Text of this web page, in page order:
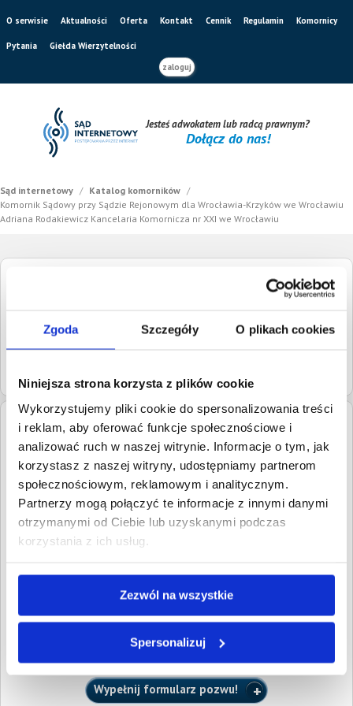
Zgoda Szczegóły O plikach cookies
Niniejsza strona korzysta z plików cookie
Wykorzystujemy pliki cookie do spersonalizowania treści
i reklam, aby oferować funkcje społecznościowe i
analizować ruch w naszej witrynie. Informacje o tym, jak
korzystasz z naszej witryny, udostępniamy partnerom
społecznościowym, reklamowym i analitycznym.
Partnerzy mogą połączyć te informacje z innymi danymi
otrzymanymi od Ciebie lub uzyskanymi podczas
korzystania z ich usług.
Zezwól na wszystkie
Spersonalizuj
O serwisie Aktualności Oferta Kontakt Cennik Regulamin Komornicy
Pytania
Giełda Wierzytelności
zaloguj
Jesteś adwokatem lub radcą prawnym?
Dołącz do nas!
Sąd internetowy / Katalog komorników /
Komornik Sądowy przy Sądzie Rejonowym dla Wrocławia-Krzyków we Wrocławiu
Adriana Rodakiewicz Kancelaria Komornicza nr XXI we Wrocławiu
Komornik Sądowy przy Sądzie Rejonowym
Adriana Rodakiewicz Kancelaria Komornicza
Adres: ul. Sudecka 113/3, 53-128 Wrocław
kontaktowe:
tel.
71 7903010
tel. 730794904
Adresy email: wroclaw.rodakiewicz@komornik.pl
Podlega pod: Sąd Rejonowy dla Wrocławia-Krzyków
Ocena i opinie pełnomocników wierzycieli
Ocena i opinie pełnomocników o kancelariach komorniczych
dostępne są dla radców prawnych i adwokatów zarejestrowanych w
serwisie oraz dla klientów, którzy złożyli w serwisie przynajmniej
jeden pozew i uiścili wymaganą opłatę sądową.
Wypełnij formularz pozwu!